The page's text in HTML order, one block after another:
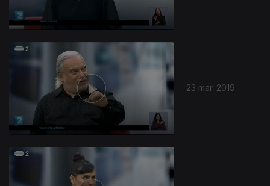
23 mar. 2019